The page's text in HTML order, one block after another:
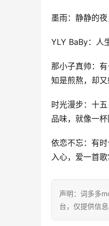
墨雨：静静的
YLY BaBy：人
那小子真帅：
知是煎熬，却
时光漫步：十
品味，就像一
依恋不忘：有
入心，爱一首
声明：词多多
台，仅提供信